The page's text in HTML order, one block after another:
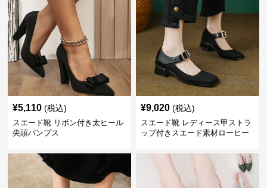
¥5,110 (税込)
スエード靴 リボン付き太ヒール
尖頭パンプス
¥9,020 (税込)
スエード靴 レディース甲ストラ
ップ付きスエード素材ローヒー